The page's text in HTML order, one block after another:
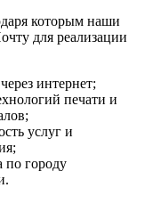
которым наши
для реализации
интернет;
печати и
услуг и
по городу